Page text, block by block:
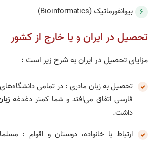
بیوانفورماتیک (Bioinformatics)
تحصیل در ایران و یا خارج از کشور
مزایای تحصیل در ایران به شرح زیر است :
تحصیل به زبان مادری : در تمامی
فارسی اتفاق می‌افتد و شما کمتر دغدغه
داشت.
ارتباط با خانواده، دوستان و اقوام :